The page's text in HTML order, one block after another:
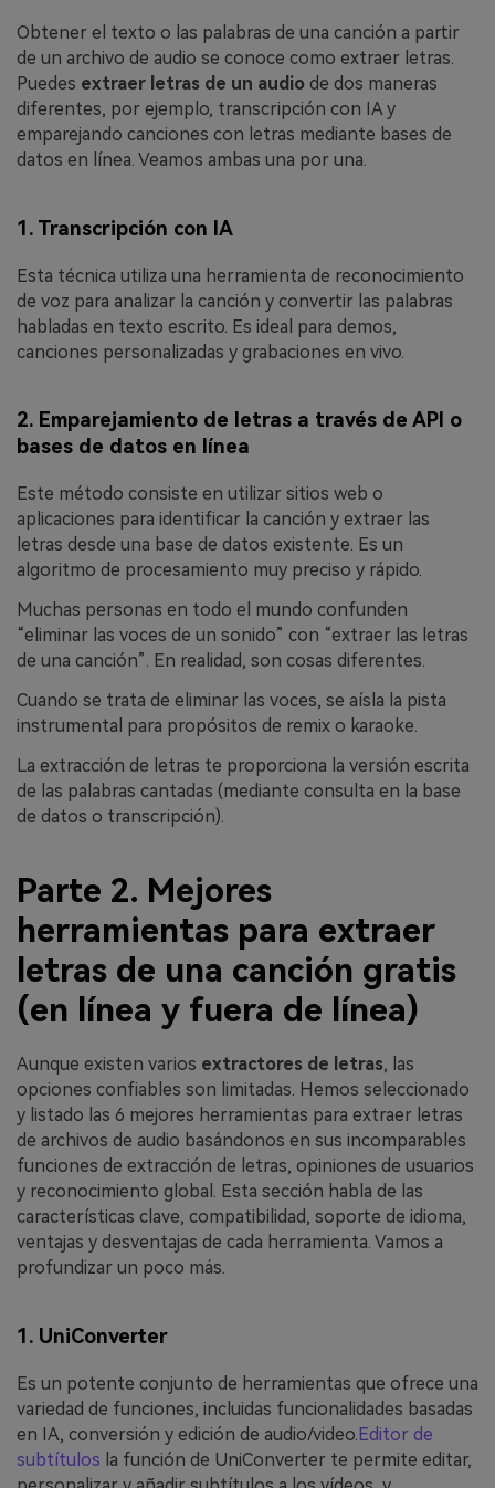
Obtener el texto o las palabras de una canción a partir
de un archivo de audio se conoce como extraer letras.
Puedes extraer letras de un audio de dos maneras
diferentes, por ejemplo, transcripción con IA y
emparejando canciones con letras mediante bases de
datos en línea. Veamos ambas una por una.
1. Transcripción con IA
Esta técnica utiliza una herramienta de reconocimiento
de voz para analizar la canción y convertir las palabras
habladas en texto escrito. Es ideal para demos,
canciones personalizadas y grabaciones en vivo.
2. Emparejamiento de letras a través de API o
bases de datos en línea
Este método consiste en utilizar sitios web o
aplicaciones para identificar la canción y extraer las
letras desde una base de datos existente. Es un
algoritmo de procesamiento muy preciso y rápido.
Muchas personas en todo el mundo confunden
“eliminar las voces de un sonido” con “extraer las letras
de una canción”. En realidad, son cosas diferentes.
Cuando se trata de eliminar las voces, se aísla la pista
instrumental para propósitos de remix o karaoke.
La extracción de letras te proporciona la versión escrita
de las palabras cantadas (mediante consulta en la base
de datos o transcripción).
Parte 2. Mejores
herramientas para extraer
letras de una canción gratis
(en línea y fuera de línea)
Aunque existen varios extractores de letras, las
opciones confiables son limitadas. Hemos seleccionado
y listado las 6 mejores herramientas para extraer letras
de archivos de audio basándonos en sus incomparables
funciones de extracción de letras, opiniones de usuarios
y reconocimiento global. Esta sección habla de las
características clave, compatibilidad, soporte de idioma,
ventajas y desventajas de cada herramienta. Vamos a
profundizar un poco más.
1. UniConverter
Es un potente conjunto de herramientas que ofrece una
variedad de funciones, incluidas funcionalidades basadas
en IA, conversión y edición de audio/video.Editor de
subtítulos la función de UniConverter te permite editar,